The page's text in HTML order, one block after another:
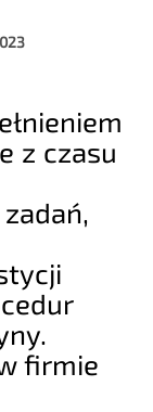
z czasu
firmie